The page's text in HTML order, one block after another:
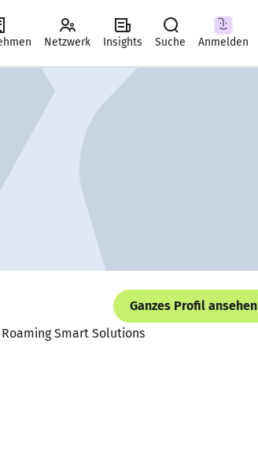
Netzwerk Insights Suche Anmelden
Ganzes Profil ansehen
Smart Solutions